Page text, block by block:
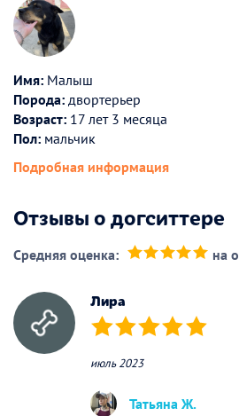
Имя: Малыш
Порода: двортерьер
Возраст: 17 лет 3 месяца
Пол: мальчик
Подробная информация
Отзывы о догситтере
Средняя оценка: на
Лира
(*) (*) (*) (*) (*)
июль 2023
Татьяна Ж.